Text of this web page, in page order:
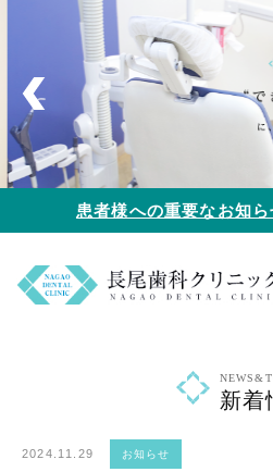
患者様への重要なお知
新着
2024.11.29 お知らせ